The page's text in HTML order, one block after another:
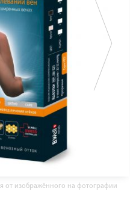
от изображённого на фотографии